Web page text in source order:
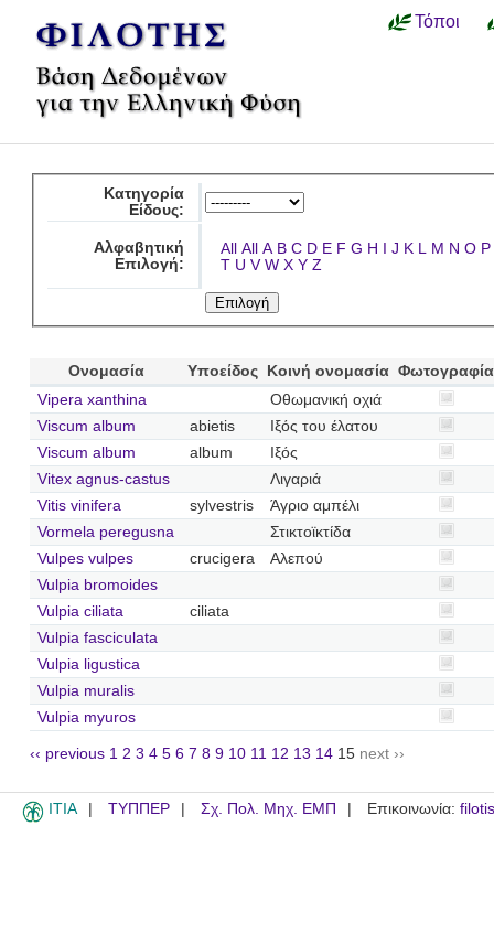
Τόποι
Κατηγορία
Είδους:
Αλφαβητική
Επιλογή:
All All A B C D E F G H I J K L M N O P
T U V W X Y Z
Ονομασία Υποείδος Κοινή ονομασία Φωτογραφία
Vipera xanthina
Οθωμανική οχιά
Viscum album
abietis
Ιξός του έλατου
Viscum album
album
Ιξός
Vitex agnus-castus
Λιγαριά
Vitis vinifera
sylvestris
Άγριο αμπέλι
Vormela peregusna
Στικτοϊκτίδα
Vulpes vulpes
crucigera
Αλεπού
Vulpia bromoides
Vulpia ciliata
ciliata
Vulpia fasciculata
Vulpia ligustica
Vulpia muralis
Vulpia myuros
‹‹ previous 1 2 3 4 5 6 7 8 9 10 11 12 13 14 15 next ››
ITIA ΤΥΠΠΕΡ Σχ. Πολ. Μηχ. ΕΜΠ Επικοινωνία: